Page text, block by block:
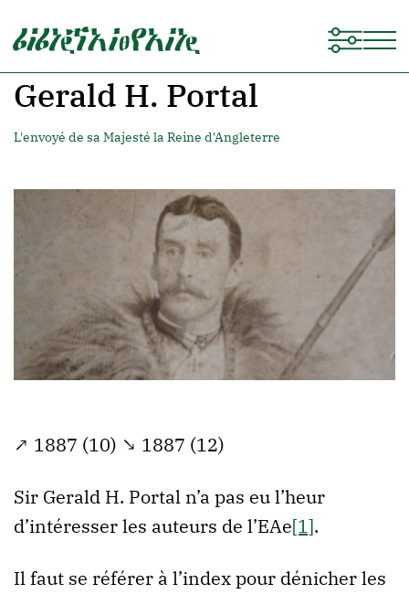
Gerald H. Portal
L'envoyé de sa Majesté la Reine d'Angleterre
↗ 1887 (10) ↘ 1887 (12)
Sir Gerald H. Portal n’a pas eu l’heur
d’intéresser les auteurs de l’EAe[1].
Il faut se référer à l’index pour dénicher les